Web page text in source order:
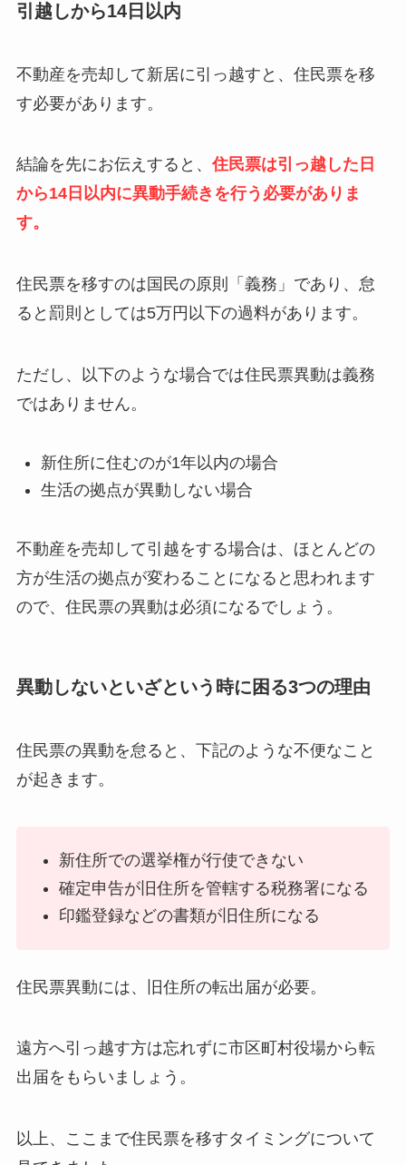
引越しから14日以内
不動産を売却して新居に引っ越すと、住民票を移
す必要があります。
結論を先にお伝えすると、 住民票は引っ越した日
から14日以内に異動手続きを行う必要がありま
す。
住民票を移すのは国民の原則「義務」であり、怠
ると罰則としては5万円以下の過料があります。
ただし、以下のような場合では住民票異動は義務
ではありません。
新住所に住むのが1年以内の場合
生活の拠点が異動しない場合
不動産を売却して引越をする場合は、ほとんどの
方が生活の拠点が変わることになると思われます
ので、住民票の異動は必須になるでしょう。
異動しないといざという時に困る3つの理由
住民票の異動を怠ると、下記のような不便なこと
が起きます。
新住所での選挙権が行使できない
確定申告が旧住所を管轄する税務署になる
印鑑登録などの書類が旧住所になる
住民票異動には、旧住所の転出届が必要。
遠方へ引っ越す方は忘れずに市区町村役場から転
出届をもらいましょう。
以上、ここまで住民票を移すタイミングについて